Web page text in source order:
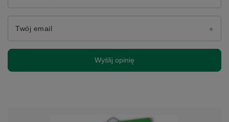
Twój email
Wyślij opinię